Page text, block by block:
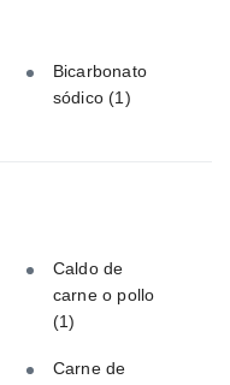
Bicarbonato
sódico(1)
Caldo de
carne o pollo
(1)
Carne de